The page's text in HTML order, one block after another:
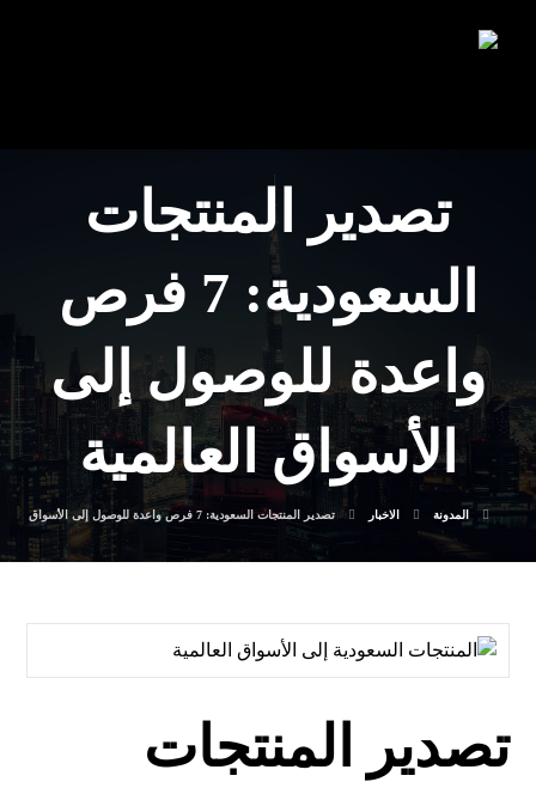
تصدير المنتجات
السعودية: 7 فرص
واعدة للوصول إلى
الأسواق العالمية
المدونة الاخبار تصدير المنتجات السعودية: 7 فرص واعدة للوصول إلى الأسواق العالمية
تصدير المنتجات